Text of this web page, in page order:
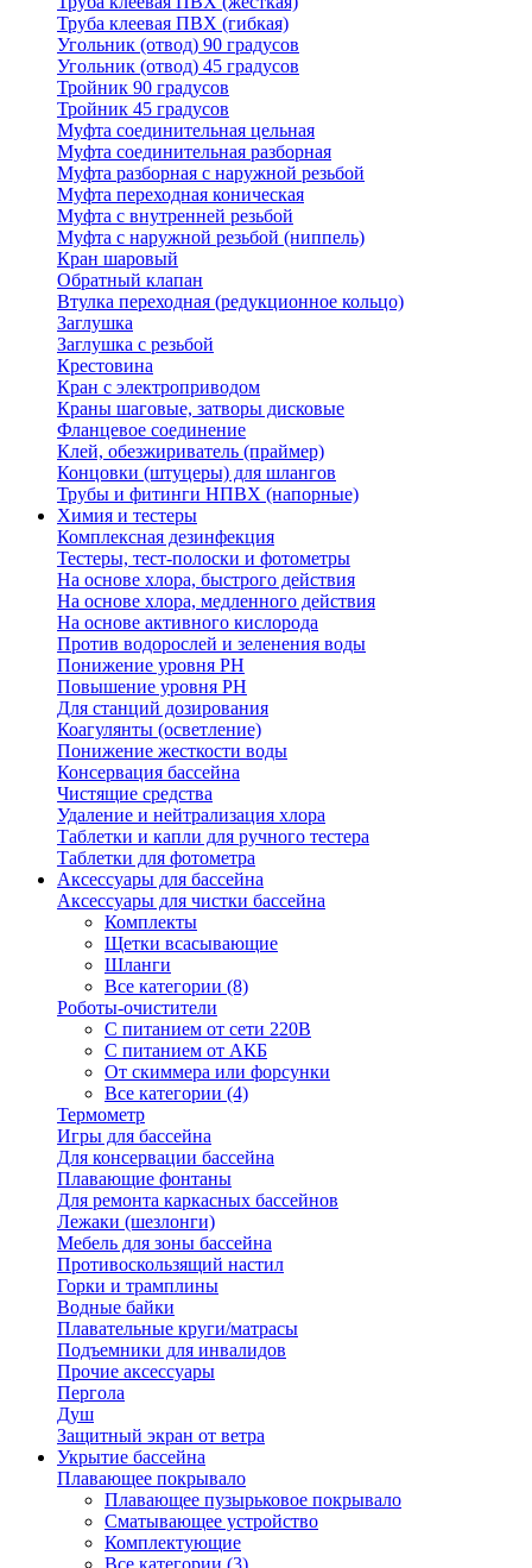
Труба клеевая ПВХ (гибкая)
Угольник (отвод) 90 градусов
Угольник (отвод) 45 градусов
Тройник 90 градусов
Тройник 45 градусов
Муфта соединительная цельная
Муфта соединительная разборная
Муфта разборная с наружной резьбой
Муфта переходная коническая
Муфта с внутренней резьбой
Муфта с наружной резьбой (ниппель)
Кран шаровый
Обратный клапан
Втулка переходная (редукционное кольцо)
Заглушка
Заглушка с резьбой
Крестовина
Кран с электроприводом
Краны шаговые, затворы дисковые
Фланцевое соединение
Клей, обезжириватель (праймер)
Концовки (штуцеры) для шлангов
Трубы и фитинги НПВХ (напорные)
Химия и тестеры
Комплексная дезинфекция
Тестеры, тест-полоски и фотометры
На основе хлора, быстрого действия
На основе хлора, медленного действия
На основе активного кислорода
Против водорослей и зеленения воды
Понижение уровня РН
Повышение уровня РН
Для станций дозирования
Коагулянты (осветление)
Понижение жесткости воды
Консервация бассейна
Чистящие средства
Удаление и нейтрализация хлора
Таблетки и капли для ручного тестера
Таблетки для фотометра
Аксессуары для бассейна
Аксессуары для чистки бассейна
Комплекты
Щетки всасывающие
Шланги
Все категории (8)
Роботы-очистители
С питанием от сети 220В
С питанием от АКБ
От скиммера или форсунки
Все категории (4)
Термометр
Игры для бассейна
Для консервации бассейна
Плавающие фонтаны
Для ремонта каркасных бассейнов
Лежаки (шезлонги)
Мебель для зоны бассейна
Противоскользящий настил
Горки и трамплины
Водные байки
Плавательные круги/матрасы
Подъемники для инвалидов
Прочие аксессуары
Пергола
Душ
Защитный экран от ветра
Укрытие бассейна
Плавающее покрывало
Плавающее пузырьковое покрывало
Сматывающее устройство
Комплектующие
Все категории (3)